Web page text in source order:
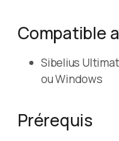
Compatible
Sibelius
ou Windows
Prérequis